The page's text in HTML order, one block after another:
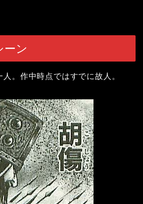
ーン
。作中時点ではすでに故人。